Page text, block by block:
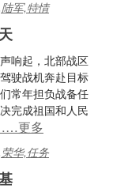
军,特情
响起，北部战区
驶战机奔赴目标
常年担负战备任
完成祖国和人民
更多
华,任务